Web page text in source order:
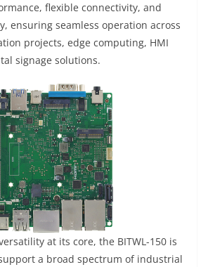
flexible connectivity, and
ensuring seamless operation across
projects, edge computing, HMI
signage solutions.
at its core, the BITWL-150 is
a broad spectrum of industrial